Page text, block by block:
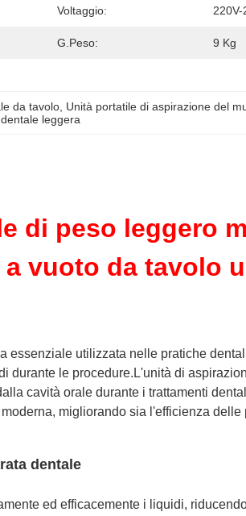
Voltaggio: 220V-
G.Peso: 9 Kg
da tavolo Unità portatile di aspirazione del
leggera
di peso leggero
vuoto da tavolo
essenziale utilizzata nelle pratiche
durante le procedure.L'unità di
cavità orale durante i trattamenti
migliorando sia l'efficienza
dentale
ed efficacemente i liquidi,